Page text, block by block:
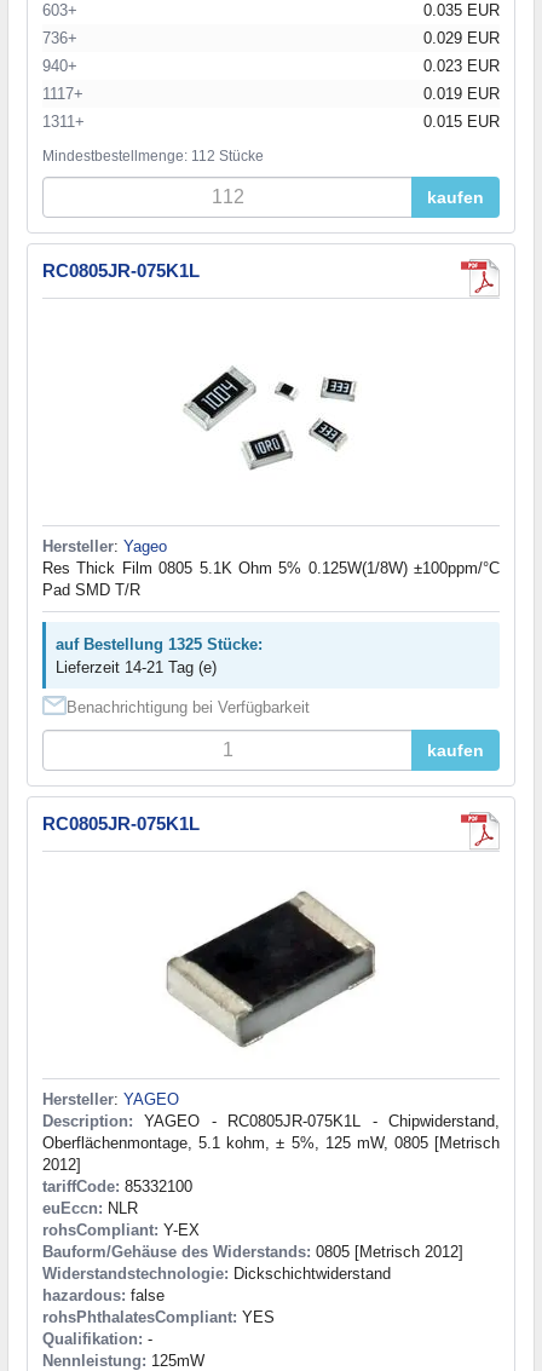
603+
0.035 EUR
736+
0.029 EUR
940+
0.023 EUR
1117+
0.019 EUR
1311+
0.015 EUR
Mindestbestellmenge: 112 Stücke
kaufen
RC0805JR-075K1L
Hersteller: Yageo
Res Thick Film 0805 5.1K Ohm 5% 0.125W(1/8W) ±100ppm/°C
Pad SMD T/R
auf Bestellung 1325 Stücke:
Lieferzeit 14-21 Tag (e)
Benachrichtigung bei Verfügbarkeit
kaufen
RC0805JR-075K1L
Hersteller: YAGEO
Description: YAGEO - RC0805JR-075K1L - Chipwiderstand,
Oberflächenmontage, 5.1 kohm, ± 5%, 125 mW, 0805 [Metrisch
2012]
tariffCode: 85332100
euEccn: NLR
rohsCompliant: Y-EX
Bauform/Gehäuse des Widerstands: 0805 [Metrisch 2012]
Widerstandstechnologie: Dickschichtwiderstand
hazardous: false
rohsPhthalatesCompliant: YES
Qualifikation: -
Nennleistung: 125mW